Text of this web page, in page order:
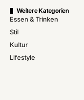
Weitere Kategorien
Essen & Trinken
Stil
Kultur
Lifestyle